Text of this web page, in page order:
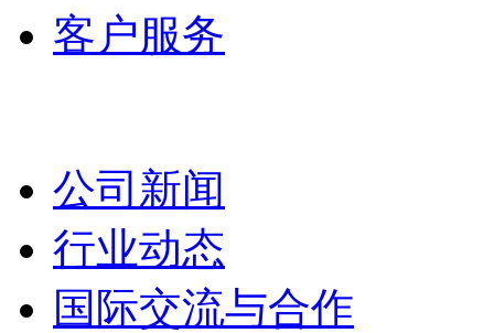
客户服务
公司新闻
行业动态
国际交流与合作